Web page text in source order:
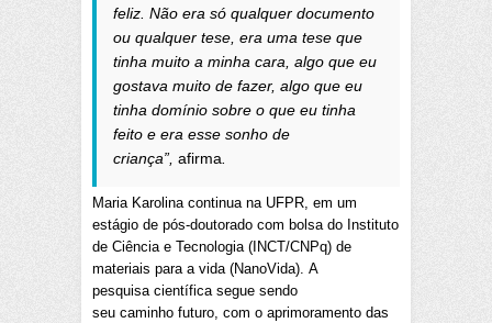
feliz. Não era só qualquer documento
ou qualquer tese, era uma tese que
tinha muito a minha cara, algo que eu
gostava muito de fazer, algo que eu
tinha domínio sobre o que eu tinha
feito e era esse sonho de
criança”, afirma
Maria Karolina continua na UFPR, em um
estágio de pós-doutorado com bolsa do Instituto
de Ciência e Tecnologia (INCT/CNPq) de
materiais para a vida (NanoVida). A
pesquisa científica segue sendo
seu caminho futuro, com o aprimoramento das